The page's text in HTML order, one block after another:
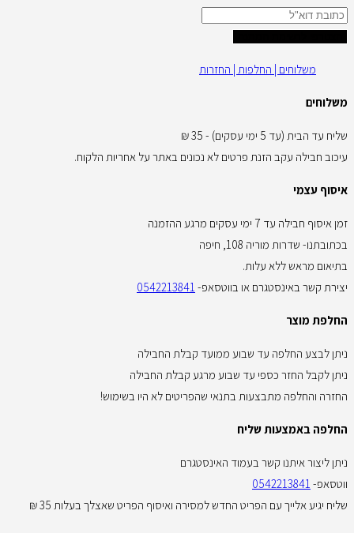
משלוחים | החלפות | החזרות
משלוחים
שליח עד הבית (עד 5 ימי עסקים) - 35 ₪
עיכוב חבילה עקב הזנת פרטים לא נכונים באתר על אחריות הלקוח.
איסוף עצמי
זמן איסוף חבילה עד 7 ימי עסקים מרגע ההזמנה
בכתובתנו- שדרות מוריה 108, חיפה
בתיאום מראש ללא עלות.
יצירת קשר באינסטגרם או בווטסאפ- 0542213841
החלפת מוצר
ניתן לבצע החלפה עד שבוע ממועד קבלת החבילה
ניתן לקבל החזר כספי עד שבוע מרגע קבלת החבילה
החזרה והחלפה מתבצעות בתנאי שהפריטים לא היו בשימוש!
החלפה באמצעות שליח
ניתן ליצור איתנו קשר בעמוד האינסטגרם
ווטסאפ- 0542213841
שליח יגיע אלייך עם הפריט החדש למסירה ואיסוף הפריט שאצלך בעלות 35 ₪